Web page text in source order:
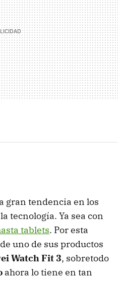
gran tendencia en los
tecnología. Ya sea con
tablets. Por esta
uno de sus productos
Watch Fit 3, sobretodo
ahora lo tiene en tan